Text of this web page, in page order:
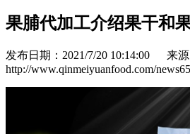
果脯代加工介绍果干和
发布日期：2021/7/20 10:14:00 来源
http://www.qinmeiyuanfood.com/